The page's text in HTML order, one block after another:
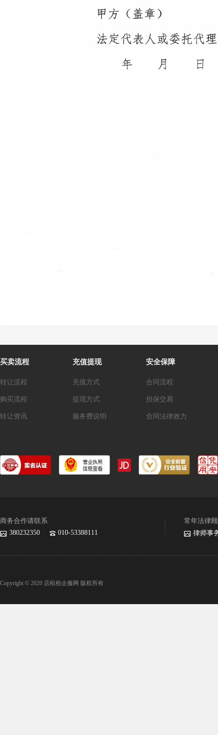
买卖流程
转让流程
购买流程
转让资讯
充值提现
充值方式
提现方式
服务费说明
安全保障
合同流程
担保交易
合同法律效力
商务合作请联系
380232350
010-53388111
常年法律
律师事
Copyright © 2020 店租租企服网 版权所有